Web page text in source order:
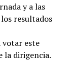
y a las
resultados
votar este
la dirigencia.